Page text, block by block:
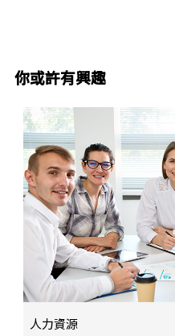
你或許有興趣
人力資源